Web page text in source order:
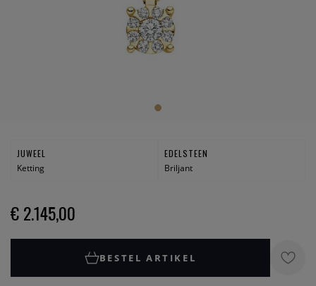
JUWEEL
Ketting
EDELSTEEN
Briljant
€ 2.145,00
BESTEL ARTIKEL